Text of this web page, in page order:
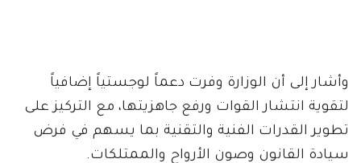
وأشار إلى أن الوزارة وفرت دعماً لوجستياً إضافياً
لتقوية انتشار القوات ورفع جاهزيتها، مع التركيز على
تطوير القدرات الفنية والتقنية بما يسهم في فرض
سيادة القانون وصون الأرواح والممتلكات.